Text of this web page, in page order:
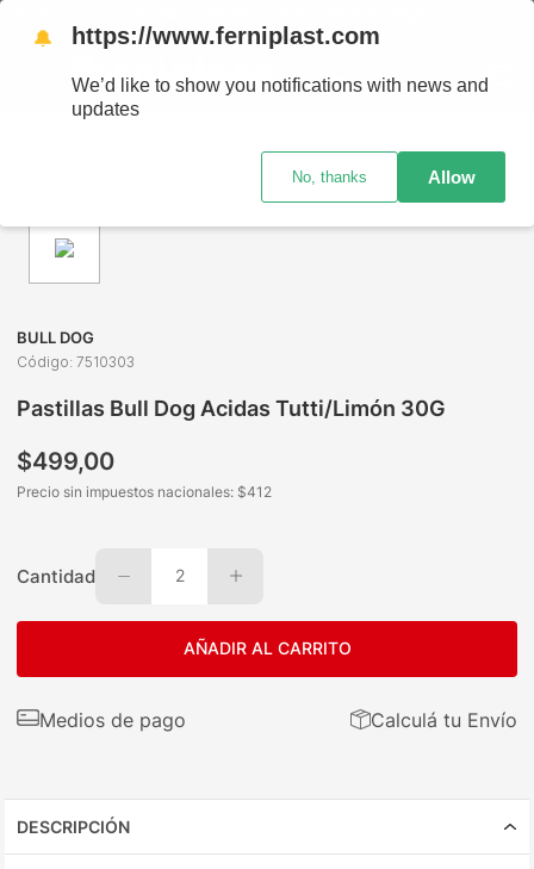
BULL DOG
Código:7510303
Pastillas Bull Dog Acidas Tutti/Limón 30G
$499,00
Precio sin impuestos nacionales: $412
Cantidad 2
AÑADIR AL CARRITO
Medios de pago Calculá tu Envío
DESCRIPCIÓN
🔔 https://www.ferniplast.com
We’d like to show you notifications with news and
updates
No, thanks Allow